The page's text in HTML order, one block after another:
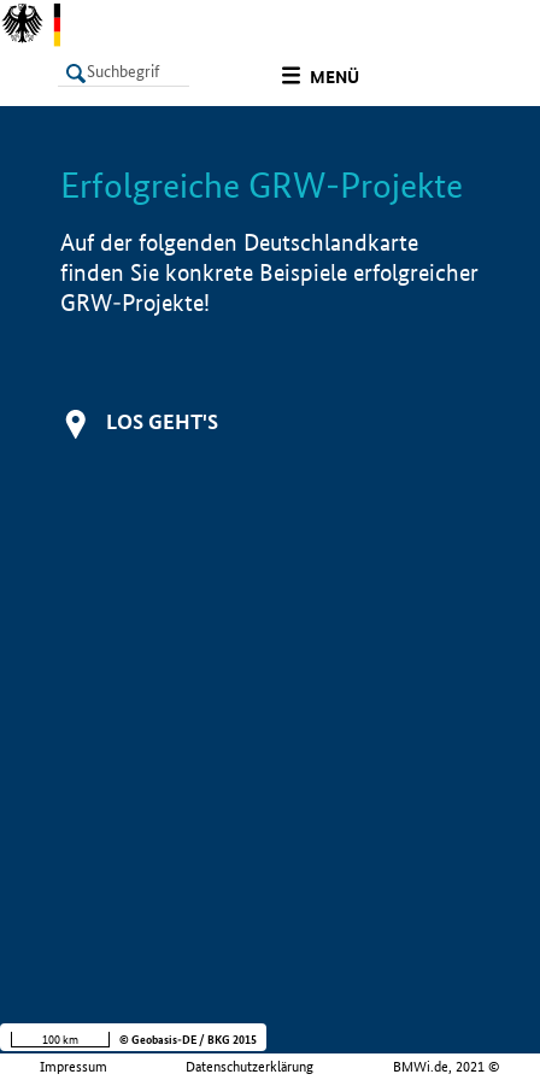
MENÜ
LISTE Info
Erfolgreiche GRW-Projekte
Auf der folgenden Deutschlandkarte
finden Sie konkrete Beispiele erfolgreicher
GRW-Projekte!
LOS GEHT'S
Impressum Datenschutzerklärung BMWi.de, 2021 ©
100 km © Geobasis-DE / BKG 2015